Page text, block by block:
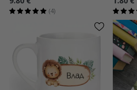
(4)